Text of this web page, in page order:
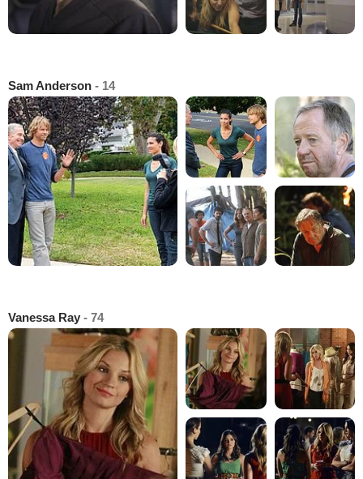
Sam Anderson - 14
Vanessa Ray - 74